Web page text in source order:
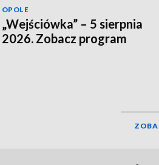
OPOLE
„Wejściówka” – 5 sierpnia
2026. Zobacz program